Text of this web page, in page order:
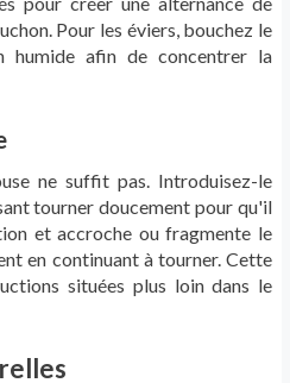
Pour les éviers, bouchez le
humide afin de concentrer la
ne suffit pas. Introduisez-le
tourner doucement pour qu'il
et accroche ou fragmente le
en continuant à tourner. Cette
situées plus loin dans le